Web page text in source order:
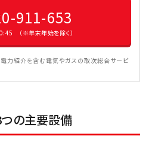
911-653
（※年末年始を除く）
力紹介を含む電気やガスの取次総合サービ
の主要設備